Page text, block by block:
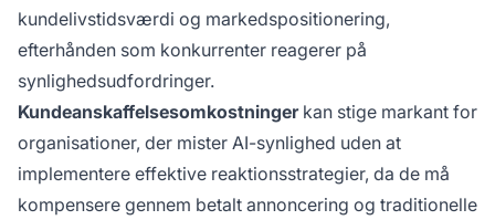
kundelivstidsværdi og markedspositionering,
efterhånden som konkurrenter reagerer på
synlighedsudfordringer.
Kundeanskaffelsesomkostningerkan stige markant for
organisationer, der mister AI-synlighed uden at
implementere effektive reaktionsstrategier, da de må
kompensere gennem betalt annoncering og traditionelle